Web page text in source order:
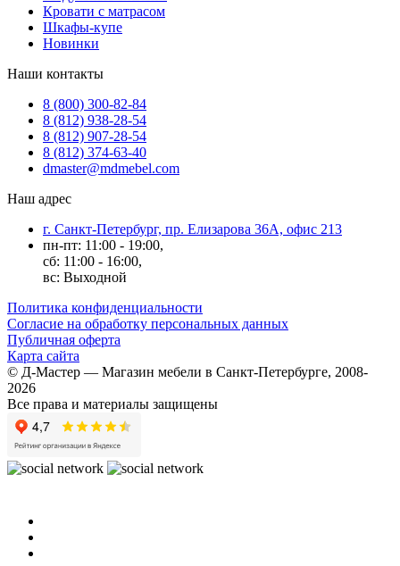
Кровати с матрасом
Шкафы-купе
Новинки
Наши контакты
8 (800) 300-82-84
8 (812) 938-28-54
8 (812) 907-28-54
8 (812) 374-63-40
dmaster@mdmebel.com
Наш адрес
г. Санкт-Петербург, пр. Елизарова 36А, офис 213
пн-пт: 11:00 - 19:00,
сб: 11:00 - 16:00,
вс: Выходной
Политика конфиденциальности
Согласие на обработку персональных данных
Публичная оферта
Карта сайта
© Д-Мастер — Магазин мебели в Санкт-Петербурге, 2008-
2026
Все права и материалы защищены